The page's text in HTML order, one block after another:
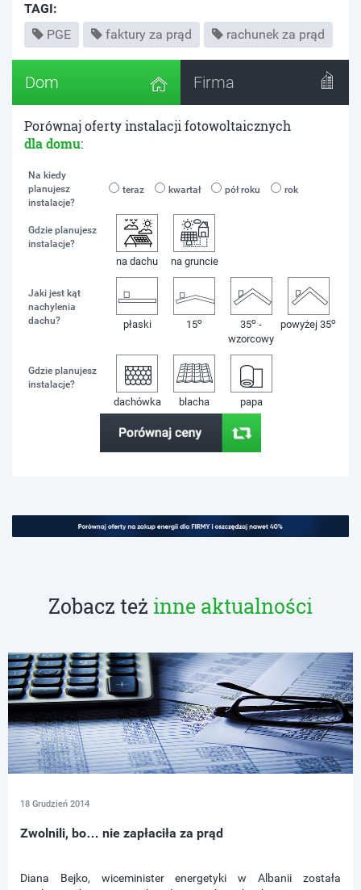
TAGI:
PGE
faktury za prąd rachunek za prąd
Dom Firma
Porównaj oferty instalacji fotowoltaicznych
dla domu:
Na kiedy
planujesz
instalacje?
teraz kwartał pół roku rok
Gdzie planujesz
instalacje?
na dachu na gruncie
Jaki jest kąt
nachylenia
dachu?
płaski 15o 35o -
wzorcowy
powyżej 35o
Gdzie planujesz
instalacje?
dachówka blacha papa
Zobacz też inne aktualności
18 Grudzień 2014
Zwolnili, bo… nie zapłaciła za prąd
Diana Bejko, wiceminister energetyki w Albanii została